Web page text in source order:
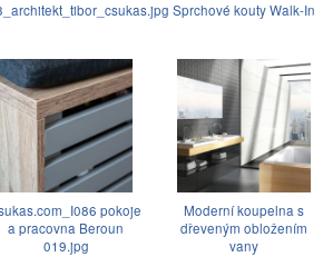
Sprchové kouty Walk-In
pokoje
a pracovna Beroun
019.jpg
Moderní koupelna s
dřeveným obložením
vany